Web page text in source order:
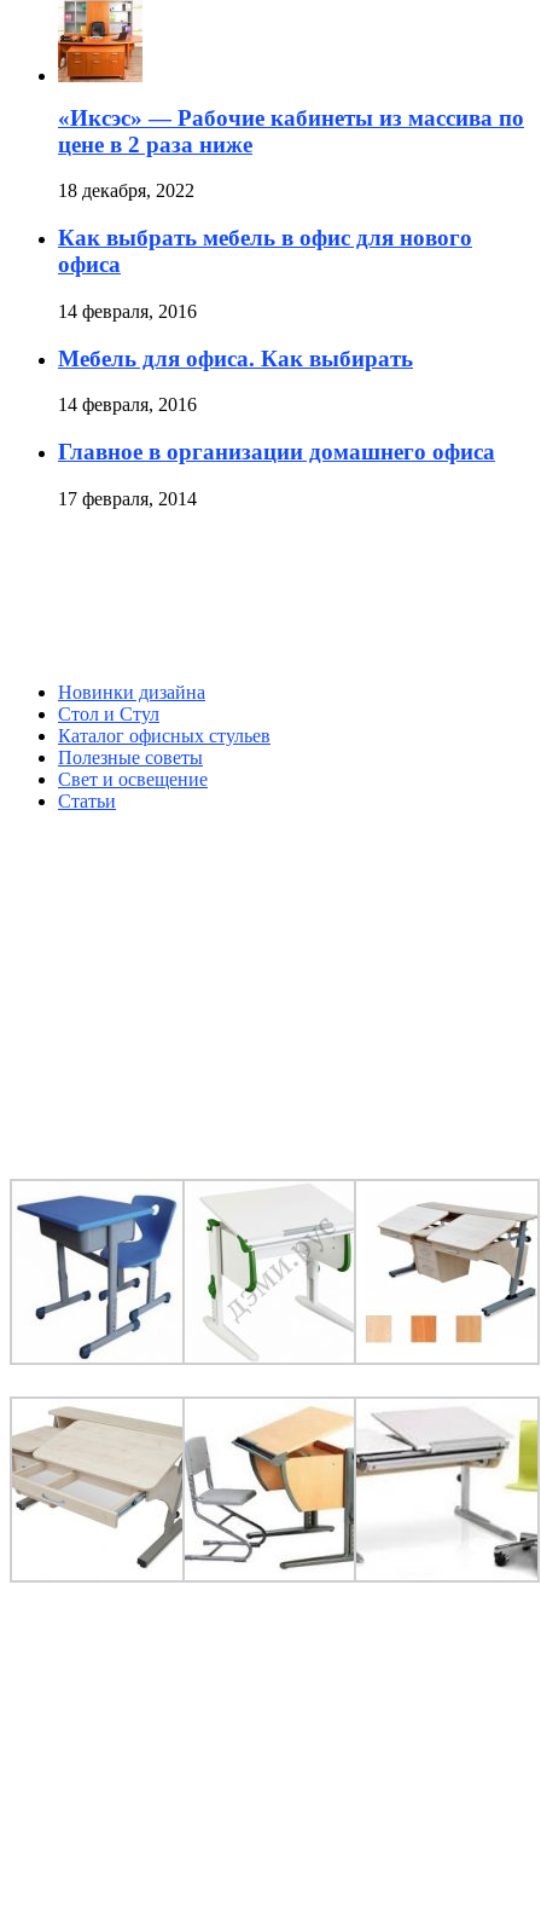
«Иксэс» — Рабочие кабинеты из массива по
цене в 2 раза ниже
18 декабря, 2022
Как выбрать мебель в офис для нового
офиса
14 февраля, 2016
Мебель для офиса. Как выбирать
14 февраля, 2016
Главное в организации домашнего офиса
17 февраля, 2014
Новинки дизайна
Стол и Стул
Каталог офисных стульев
Полезные советы
Свет и освещение
Статьи